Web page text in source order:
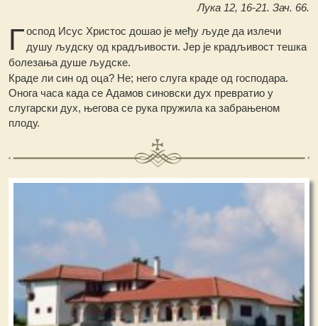
Лука 12, 16-21. Зач. 66.
Господ Исус Христос дошао је међу људе да излечи
душу људску од крадљивости. Јер је крадљивост тешка
болезања душе људске.
Краде ли син од оца? Не; него слуга краде од господара.
Онога часа када се Адамов синовски дух превратио у
слугарски дух, његова се рука пружила ка забрањеном
плоду.